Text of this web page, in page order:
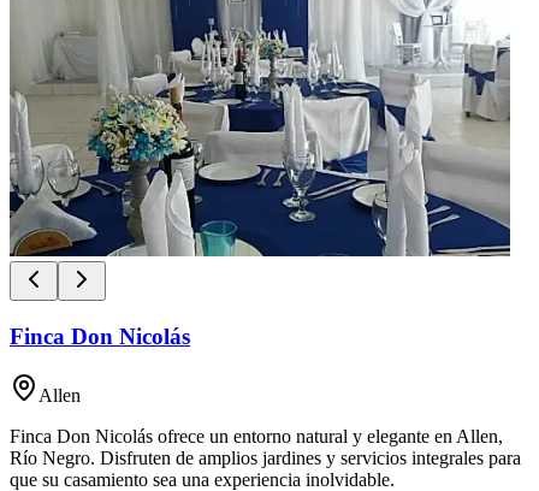
Finca Don Nicolás
Allen
Finca Don Nicolás ofrece un entorno natural y elegante en Allen,
Río Negro. Disfruten de amplios jardines y servicios integrales para
que su casamiento sea una experiencia inolvidable.